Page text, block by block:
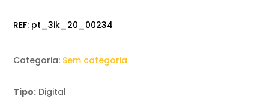
REF: pt_3ik_20_00234
Categoria: Sem categoria
Tipo: Digital